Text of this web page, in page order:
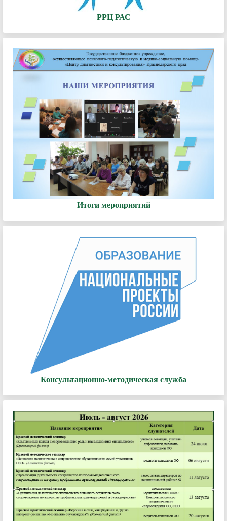
РРЦ РАС
Итоги мероприятий
Консультационно-методическая служба